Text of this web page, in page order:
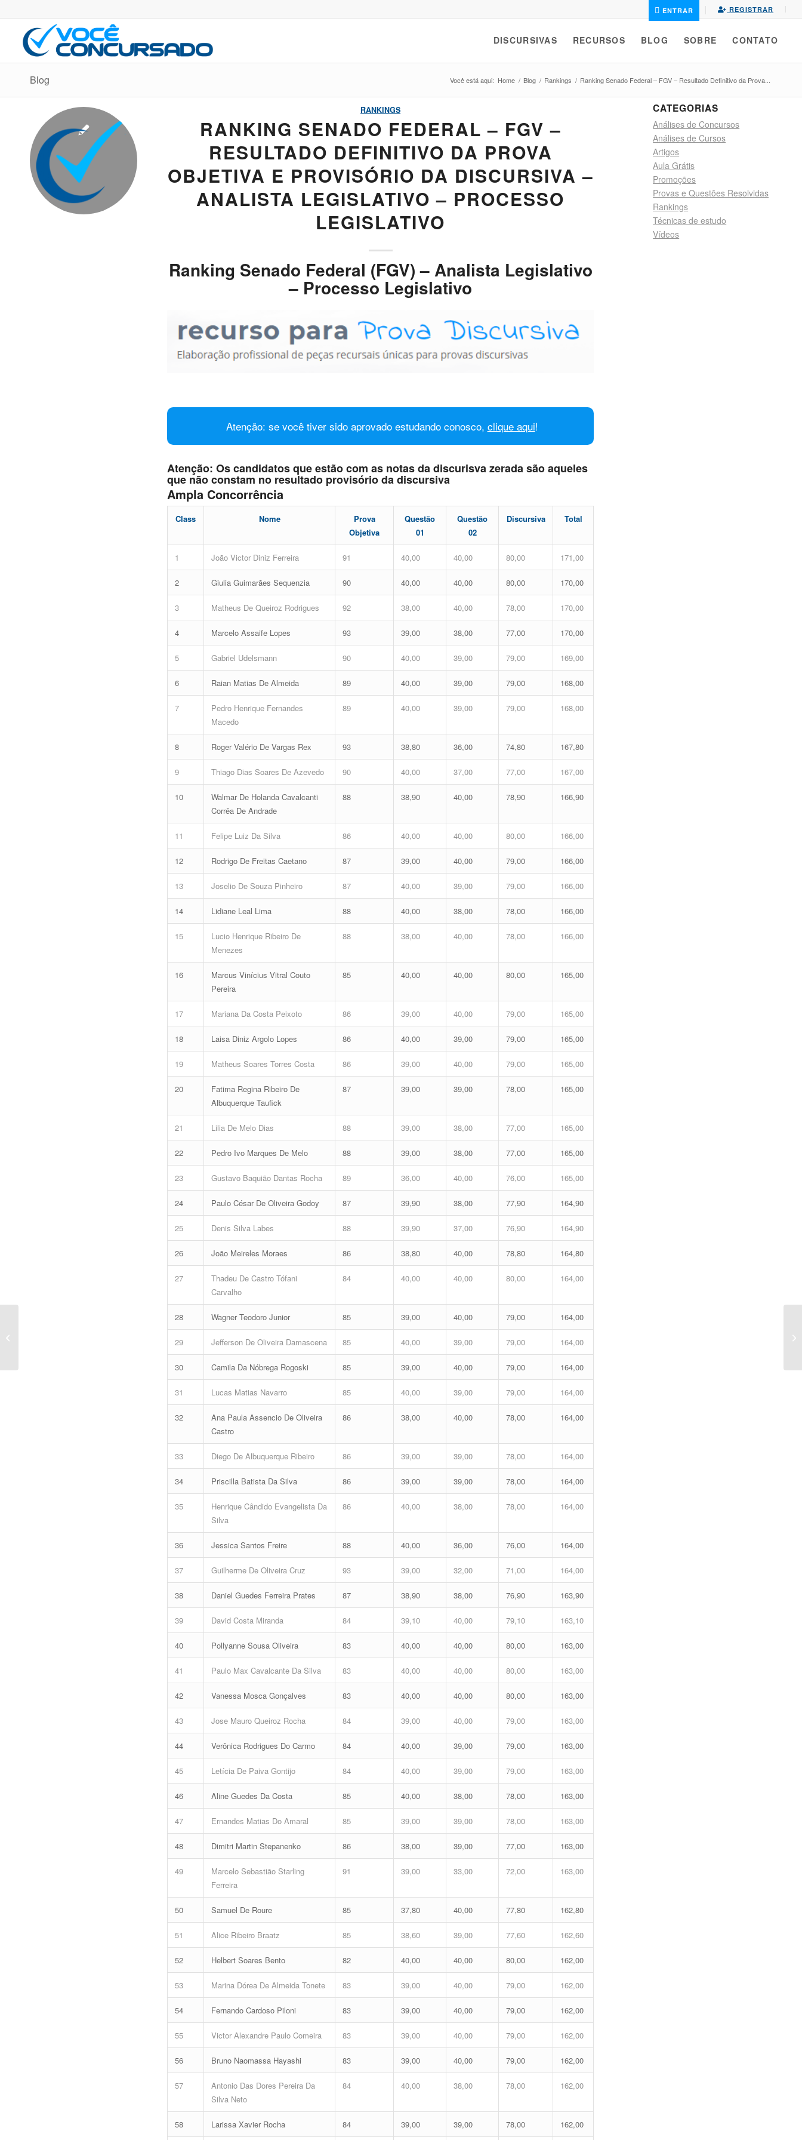
ENTRAR REGISTRAR
DISCURSIVAS RECURSOS BLOG SOBRE CONTATO
Blog Você está aqui: Home / Blog / Rankings / Ranking Senado Federal – FGV – Resultado Definitivo da Prova...
RANKINGS
RANKING SENADO FEDERAL – FGV –
RESULTADO DEFINITIVO DA PROVA
OBJETIVA E PROVISÓRIO DA DISCURSIVA –
ANALISTA LEGISLATIVO – PROCESSO
LEGISLATIVO
Ranking Senado Federal (FGV) – Analista Legislativo
– Processo Legislativo
Atenção: se você tiver sido aprovado estudando conosco, clique aqui!
Atenção: Os candidatos que estão com as notas da discurisva zerada são aqueles
que não constam no resultado provisório da discursiva
Ampla Concorrência
Class Nome
Prova
Objetiva
Questão
01
Questão
02
Discursiva Total
1 João Victor Diniz Ferreira 91 40,00 40,00 80,00 171,00
2 Giulia Guimarães Sequenzia 90 40,00 40,00 80,00 170,00
3 Matheus De Queiroz Rodrigues 92 38,00 40,00 78,00 170,00
4 Marcelo Assaife Lopes 93 39,00 38,00 77,00 170,00
5 Gabriel Udelsmann 90 40,00 39,00 79,00 169,00
6 Raian Matias De Almeida 89 40,00 39,00 79,00 168,00
7
Pedro Henrique Fernandes
Macedo
89 40,00 39,00 79,00 168,00
8 Roger Valério De Vargas Rex 93 38,80 36,00 74,80 167,80
9 Thiago Dias Soares De Azevedo 90 40,00 37,00 77,00 167,00
10
Walmar De Holanda Cavalcanti
Corrêa De Andrade
88 38,90 40,00 78,90 166,90
11 Felipe Luiz Da Silva 86 40,00 40,00 80,00 166,00
12 Rodrigo De Freitas Caetano 87 39,00 40,00 79,00 166,00
13 Joselio De Souza Pinheiro 87 40,00 39,00 79,00 166,00
14 Lidiane Leal Lima 88 40,00 38,00 78,00 166,00
15
Lucio Henrique Ribeiro De
Menezes
88 38,00 40,00 78,00 166,00
16
Marcus Vinícius Vitral Couto
Pereira
85 40,00 40,00 80,00 165,00
17 Mariana Da Costa Peixoto 86 39,00 40,00 79,00 165,00
18 Laisa Diniz Argolo Lopes 86 40,00 39,00 79,00 165,00
19 Matheus Soares Torres Costa 86 39,00 40,00 79,00 165,00
20
Fatima Regina Ribeiro De
Albuquerque Taufick
87 39,00 39,00 78,00 165,00
21 Lilia De Melo Dias 88 39,00 38,00 77,00 165,00
22 Pedro Ivo Marques De Melo 88 39,00 38,00 77,00 165,00
23 Gustavo Baquião Dantas Rocha 89 36,00 40,00 76,00 165,00
24 Paulo César De Oliveira Godoy 87 39,90 38,00 77,90 164,90
25 Denis Silva Labes 88 39,90 37,00 76,90 164,90
26 João Meireles Moraes 86 38,80 40,00 78,80 164,80
27
Thadeu De Castro Tófani
Carvalho
84 40,00 40,00 80,00 164,00
28 Wagner Teodoro Junior 85 39,00 40,00 79,00 164,00
29 Jefferson De Oliveira Damascena 85 40,00 39,00 79,00 164,00
30 Camila Da Nóbrega Rogoski 85 39,00 40,00 79,00 164,00
31 Lucas Matias Navarro 85 40,00 39,00 79,00 164,00
32
Ana Paula Assencio De Oliveira
Castro
86 38,00 40,00 78,00 164,00
33 Diego De Albuquerque Ribeiro 86 39,00 39,00 78,00 164,00
34 Priscilla Batista Da Silva 86 39,00 39,00 78,00 164,00
35
Henrique Cândido Evangelista Da
Silva
86 40,00 38,00 78,00 164,00
36 Jessica Santos Freire 88 40,00 36,00 76,00 164,00
37 Guilherme De Oliveira Cruz 93 39,00 32,00 71,00 164,00
38 Daniel Guedes Ferreira Prates 87 38,90 38,00 76,90 163,90
39 David Costa Miranda 84 39,10 40,00 79,10 163,10
40 Pollyanne Sousa Oliveira 83 40,00 40,00 80,00 163,00
41 Paulo Max Cavalcante Da Silva 83 40,00 40,00 80,00 163,00
42 Vanessa Mosca Gonçalves 83 40,00 40,00 80,00 163,00
43 Jose Mauro Queiroz Rocha 84 39,00 40,00 79,00 163,00
44 Verônica Rodrigues Do Carmo 84 40,00 39,00 79,00 163,00
45 Letícia De Paiva Gontijo 84 40,00 39,00 79,00 163,00
46 Aline Guedes Da Costa 85 40,00 38,00 78,00 163,00
47 Ernandes Matias Do Amaral 85 39,00 39,00 78,00 163,00
48 Dimitri Martin Stepanenko 86 38,00 39,00 77,00 163,00
49
Marcelo Sebastião Starling
Ferreira
91 39,00 33,00 72,00 163,00
50 Samuel De Roure 85 37,80 40,00 77,80 162,80
51 Alice Ribeiro Braatz 85 38,60 39,00 77,60 162,60
52 Helbert Soares Bento 82 40,00 40,00 80,00 162,00
53 Marina Dórea De Almeida Tonete 83 39,00 40,00 79,00 162,00
54 Fernando Cardoso Piloni 83 39,00 40,00 79,00 162,00
55 Victor Alexandre Paulo Comeira 83 39,00 40,00 79,00 162,00
56 Bruno Naomassa Hayashi 83 39,00 40,00 79,00 162,00
57
Antonio Das Dores Pereira Da
Silva Neto
84 40,00 38,00 78,00 162,00
58 Larissa Xavier Rocha 84 39,00 39,00 78,00 162,00
CATEGORIAS
Análises de Concursos
Análises de Cursos
Artigos
Aula Grátis
Promoções
Provas e Questões Resolvidas
Rankings
Técnicas de estudo
Vídeos